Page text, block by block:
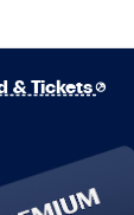
& Tickets